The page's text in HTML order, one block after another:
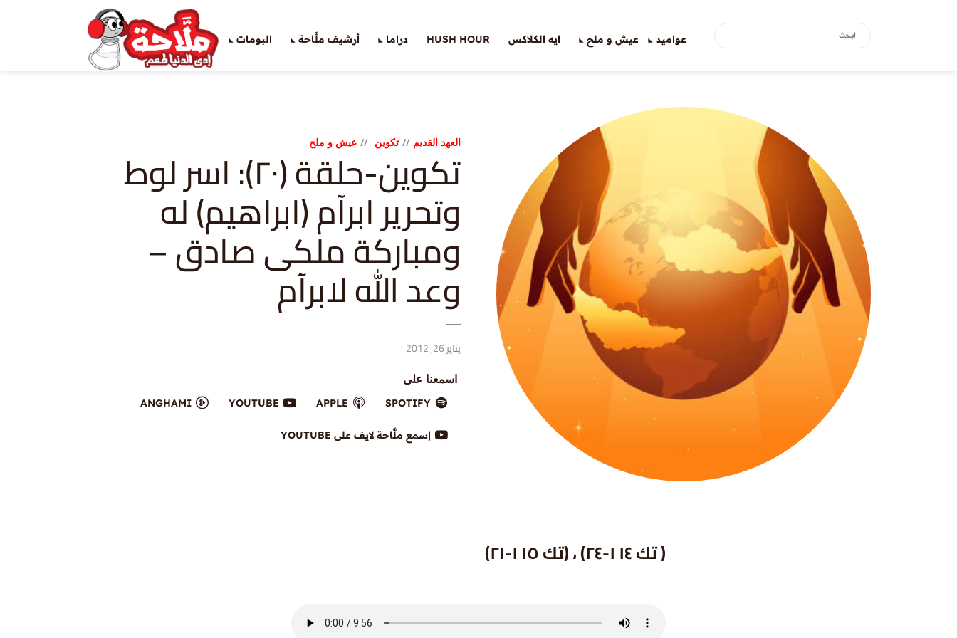
عواميد عيش و ملح ايه الكلاكس HUSH HOUR دراما أرشيف ملَّاحة البومات
العهد القديم تكوين عيش و ملح تكوين-حلقة (٢٠): اسر لوط
وتحرير ابرآم (ابراهيم) له
ومباركة ملكى صادق –
وعد الله لابرآم
يناير 26, 2012
اسمعنا على
SPOTIFY
APPLE
YOUTUBE
ANGHAMI
إسمع ملَّاحة لايف على YOUTUBE
(تك ١٤ ١-٢٤) ، (تك ١٥ ١-٢١)